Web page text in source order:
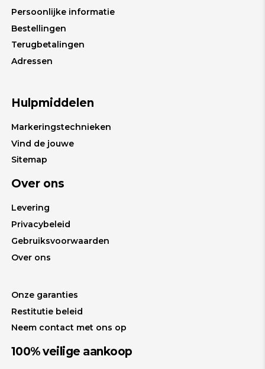
Persoonlijke informatie
Bestellingen
Terugbetalingen
Adressen
Hulpmiddelen
Markeringstechnieken
Vind de jouwe
Sitemap
Over ons
Levering
Privacybeleid
Gebruiksvoorwaarden
Over ons
Onze garanties
Restitutie beleid
Neem contact met ons op
100% veilige aankoop